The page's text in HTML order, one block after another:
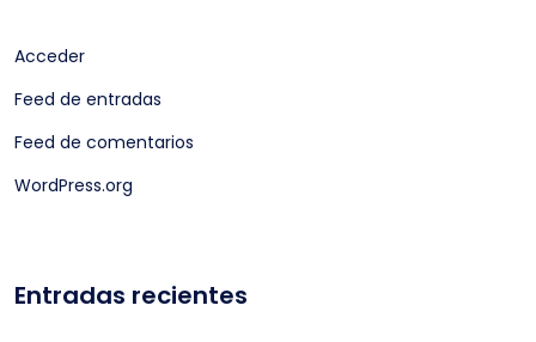
Acceder
Feed de entradas
Feed de comentarios
WordPress.org
Entradas recientes